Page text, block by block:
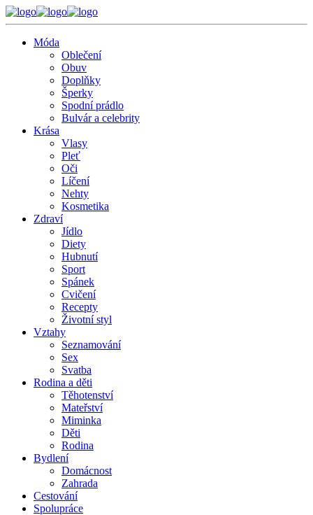
Móda
Oblečení
Obuv
Doplňky
Šperky
Spodní prádlo
Bulvár a celebrity
Krása
Vlasy
Pleť
Oči
Líčení
Nehty
Kosmetika
Zdraví
Jídlo
Diety
Hubnutí
Sport
Spánek
Cvičení
Recepty
Životní styl
Vztahy
Seznamování
Sex
Svatba
Rodina a děti
Těhotenství
Mateřství
Miminka
Děti
Rodina
Bydlení
Domácnost
Zahrada
Cestování
Spolupráce